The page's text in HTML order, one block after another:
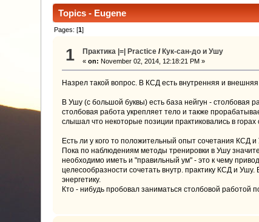
Topics - Eugene
Pages: [1]
1 Практика |=| Practice / Кук-сан-до и Ушу
«on: November 02, 2014, 12:18:21 PM »
Назрел такой вопрос. В КСД есть внутренняя и
В Ушу (с большой буквы) есть база нейгун - столбовая
столбовая работа укрепляет тело и также
слышал что некоторые позиции практиковались в
Есть ли у кого то положительный опыт сочетания
Пока по наблюдениям методы тренировки в Ушу
необходимо иметь и "правильный ум" - это к чему
целесообразности сочетать внутр. практику КСД и
энергетику.
Кто - нибудь пробовал заниматься столбовой работой